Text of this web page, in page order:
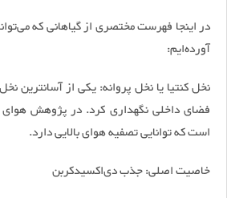
در اینجا فهرست مختصری از گیاهانی که
آورده‌ایم:
نخل کنتیا یا نخل پروانه: یکی از آسانترین
فضای داخلی نگهداری کرد. در پژوهش هوای
است که توانایی تصفیه هوای بالایی دارد.
خاصیت اصلی: جذب دی‌اکسید‌کربن